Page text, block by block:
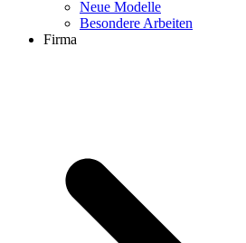
Neue Modelle
Besondere Arbeiten
Firma